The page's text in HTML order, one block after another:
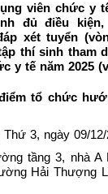
viên chức y
đủ điều
xét tuyển
thí sinh tham
y tế năm 2025
tổ chức
3, ngày 09/12/
tầng 3, nhà A
Hải Thượng